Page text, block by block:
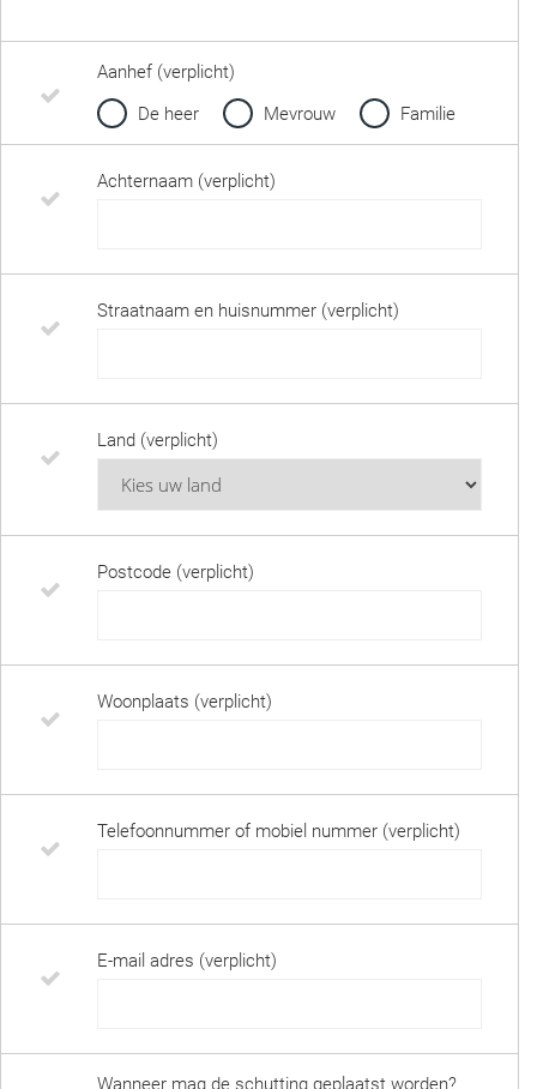
Aanhef (verplicht)
De heer
Mevrouw Familie
Achternaam (verplicht)
Straatnaam en huisnummer (verplicht)
Land (verplicht)
Postcode (verplicht)
Woonplaats (verplicht)
Telefoonnummer of mobiel nummer (verplicht)
E-mail adres (verplicht)
Wanneer mag de schutting geplaatst worden?